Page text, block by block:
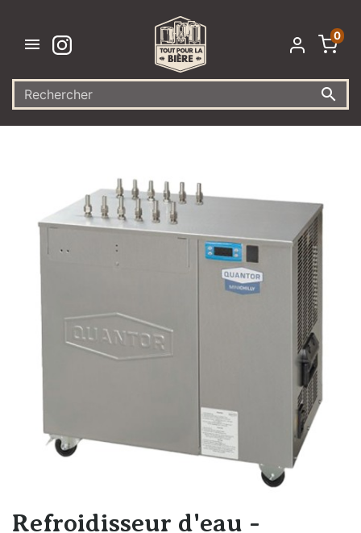


0
Refroidisseur d'eau -